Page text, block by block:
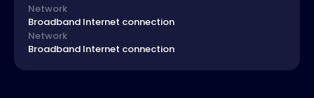
Network
Broadband Internet connection
Network
Broadband Internet connection